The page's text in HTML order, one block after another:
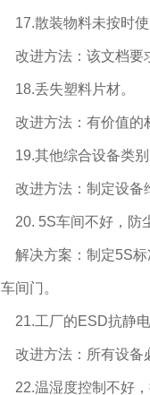
17.散装物料未按时使
改进方法：该文档要
18.丢失塑料片材。
改进方法：有价值的
19.其他综合设备类
改进方法：制定设备
20. 5S车间不好，防
解决方案：制定5S标
车间门。
21.工厂的ESD抗静
改进方法：所有设备
22.温湿度控制不好